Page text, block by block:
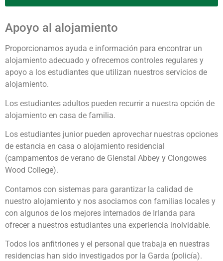
Apoyo al alojamiento
Proporcionamos ayuda e información para encontrar un
alojamiento adecuado y ofrecemos controles regulares y
apoyo a los estudiantes que utilizan nuestros servicios de
alojamiento.
Los estudiantes adultos pueden recurrir a nuestra opción de
alojamiento en casa de familia.
Los estudiantes junior pueden aprovechar nuestras opciones
de estancia en casa o alojamiento residencial
(campamentos de verano de Glenstal Abbey y Clongowes
Wood College).
Contamos con sistemas para garantizar la calidad de
nuestro alojamiento y nos asociamos con familias locales y
con algunos de los mejores internados de Irlanda para
ofrecer a nuestros estudiantes una experiencia inolvidable.
Todos los anfitriones y el personal que trabaja en nuestras
residencias han sido investigados por la Garda (policía).